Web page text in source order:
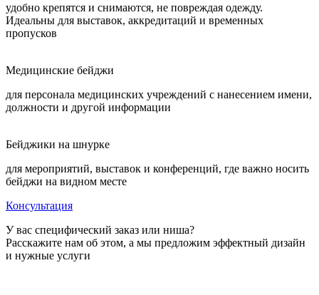
удобно крепятся и снимаются, не повреждая одежду.
Идеальны для выставок, аккредитаций и временных
пропусков
Медицинские бейджи
для персонала медицинских учреждений с нанесением имени,
должности и другой информации
Бейджики на шнурке
для мероприятий, выставок и конференций, где важно носить
бейджи на видном месте
Консультация
У вас специфический заказ или ниша?
Расскажите нам об этом, а мы предложим эффектный дизайн
и нужные услуги